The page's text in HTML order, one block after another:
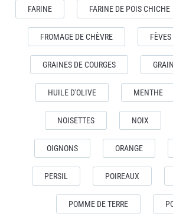
FARINE FARINE DE POIS CHICHE
FROMAGE DE CHÈVRE FÈVES
GRAINES DE COURGES
HUILE D'OLIVE MENTHE
NOISETTES NOIX
OIGNONS ORANGE
PERSIL POIREAUX
POMME DE TERRE